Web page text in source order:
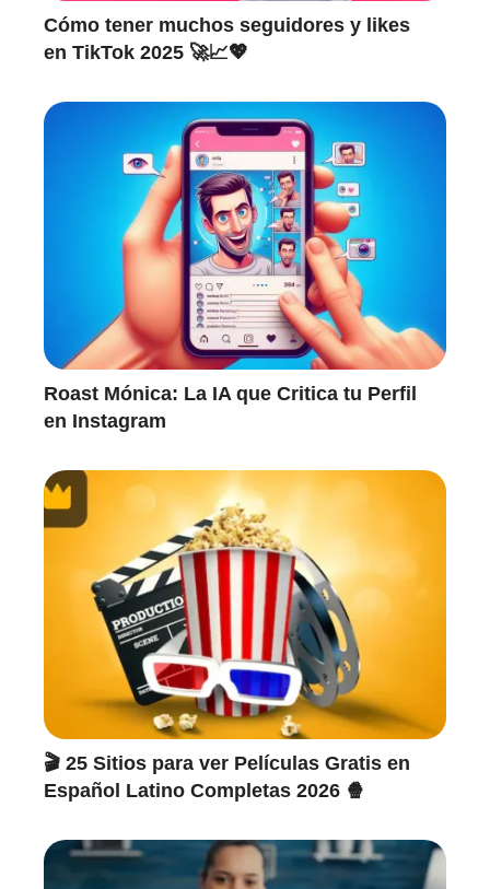
Cómo tener muchos seguidores y likes
en TikTok 2025 🚀📈💖
Roast Mónica: La IA que Critica tu Perfil
en Instagram
🎬 25 Sitios para ver Películas Gratis en
Español Latino Completas 2026 🍿